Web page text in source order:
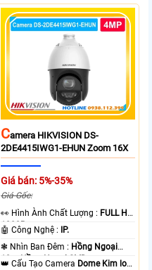
mạch 68Gbps đảm bảo hiệu suất
cao ổn định. Hỗ trợ truyền PoE xa
lên đến 300m cho hệ thống
CAmera HIKVISION DS-
2DE4415IWG1-EHUN Zoom 16X
Giá bán: 5%-35%
Giá Gốc:
️👀 Hình Ành Chất Lượng : FULL HD
1080P .
🤖️ Công Nghệ :
IP.
❃ Nhìn Ban Đêm : Hồng Ngoại
10m Hồng Ngoại SMD.
👑 Cấu Tạo Camera Dome Kim loại